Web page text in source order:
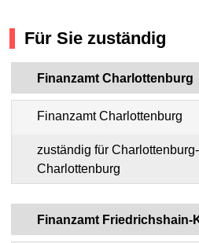
Für Sie zuständig
Finanzamt Charlottenburg
Finanzamt Charlottenburg
zuständig für Charlottenburg-
Charlottenburg
Finanzamt Friedrichshain-